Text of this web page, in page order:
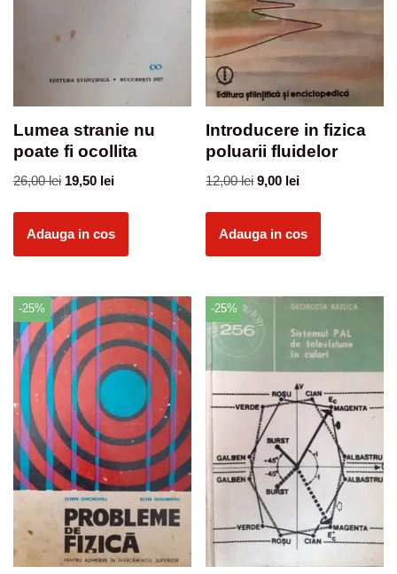
Lumea stranie nu
poate fi ocollita
26,00lei 19,50 lei
Adauga in cos
Introducere in fizica
poluarii fluidelor
12,00lei 9,00 lei
Adauga in cos
-25% -25%